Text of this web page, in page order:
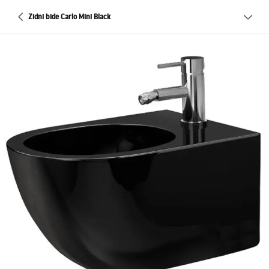
Zidni bide Carlo Mini Black